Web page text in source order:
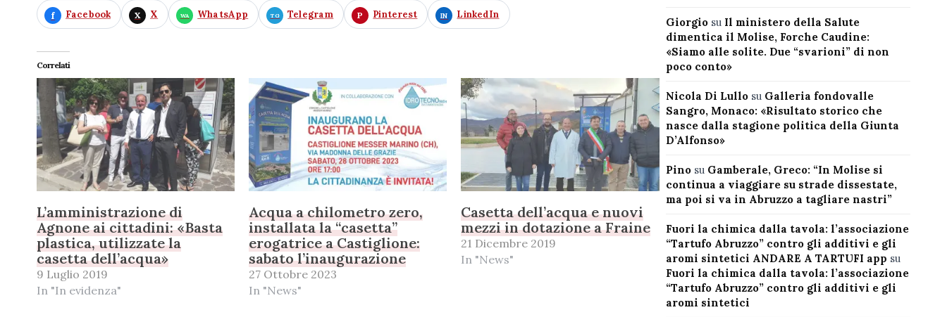
Facebook X WhatsApp Telegram Pinterest LinkedIn
Correlati
L’amministrazione di
Agnone ai cittadini: «Basta
plastica, utilizzate la
casetta dell’acqua»
9 Luglio 2019
In "In evidenza"
Acqua a chilometro zero,
installata la “casetta”
erogatrice a Castiglione:
sabato l’inaugurazione
27 Ottobre 2023
In "News"
Casetta dell’acqua e nuovi
mezzi in dotazione a Fraine
21 Dicembre 2019
In "News"
Giorgiosu Il ministero della Salute
dimentica il Molise, Forche Caudine:
«Siamo alle solite. Due “svarioni” di non
poco conto»
Nicola Di Lullosu Galleria fondovalle
Sangro, Monaco: «Risultato storico che
nasce dalla stagione politica della Giunta
D’Alfonso»
Pinosu Gamberale, Greco: “In Molise si
continua a viaggiare su strade dissestate,
ma poi si va in Abruzzo a tagliare nastri”
Fuori la chimica dalla tavola: l’associazione
“Tartufo Abruzzo” contro gli additivi e gli
aromi sintetici ANDARE A TARTUFI app su
Fuori la chimica dalla tavola: l’associazione
“Tartufo Abruzzo” contro gli additivi e gli
aromi sintetici